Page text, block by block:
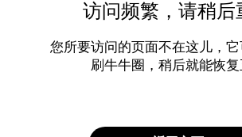
访问频繁，请稍后
您所要访问的页面不在这儿，
刷牛牛圈，稍后就能恢复